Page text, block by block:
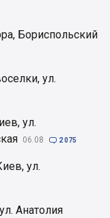
Бориспольский
ул.
ул.
06.08  2 075
ул.
Анатолия